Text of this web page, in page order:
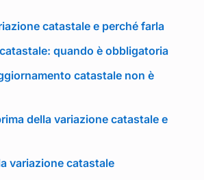
catastale e perché farla
quando è obbligatoria
catastale non è
della variazione catastale e
variazione catastale